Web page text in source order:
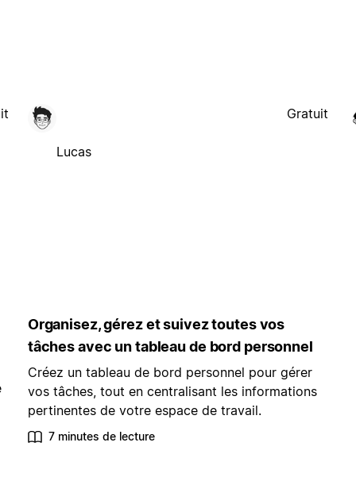
Lucas
Gratuit
Organisez, gérez et suivez toutes vos
tâches avec un tableau de bord personnel
Créez un tableau de bord personnel pour gérer
vos tâches, tout en centralisant les informations
pertinentes de votre espace de travail.
7 minutes de lecture